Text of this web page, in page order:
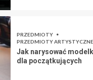
PRZEDMIOTY
PRZEDMIOTY ARTYSTYCZNE
Jak narysować
dla początkujących